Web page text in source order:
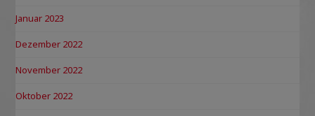
Januar 2023
Dezember 2022
November 2022
Oktober 2022